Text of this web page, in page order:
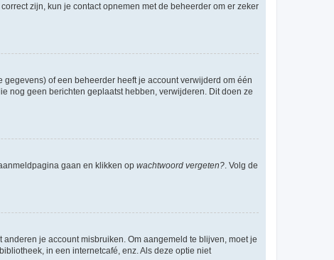
zijn, kun je contact opnemen met de beheerder om er zeker
of een beheerder heeft je account verwijderd om één
nog geen berichten geplaatst hebben, verwijderen. Dit doen ze
gaan en klikken op wachtwoord vergeten? . Volg de
je account misbruiken. Om aangemeld te blijven, moet je
in een internetcafé, enz. Als deze optie niet